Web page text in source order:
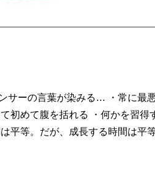
サーの言葉が染みる… ・常に最
初めて腹を括れる ・何かを習得
平等。だが、成長する時間は平等